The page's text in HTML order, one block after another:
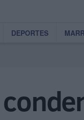
DEPORTES